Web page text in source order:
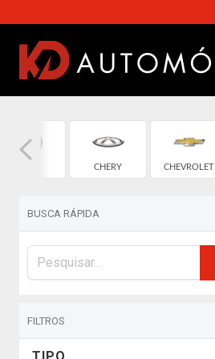
CHERY CHEVROLET
BUSCA RÁPIDA
FILTROS